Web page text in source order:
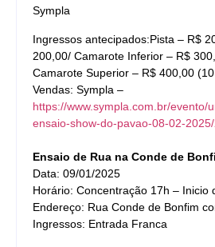
Sympla
Ingressos antecipados:Pista – R$
200,00/ Camarote Inferior – R$
Camarote Superior – R$ 400,00
Vendas: Sympla –
https://www.sympla.com.br/evento/
ensaio-show-do-pavao-08-02-
Ensaio de Rua na Conde de
Data: 09/01/2025
Horário: Concentração 17h – Inicio
Endereço: Rua Conde de Bonfim
Ingressos: Entrada Franca